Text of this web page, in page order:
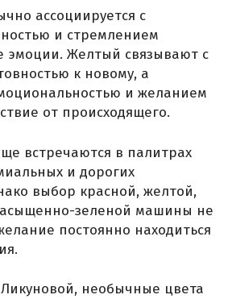
ассоциируется с
и стремлением
эмоции. Желтый связывают с
к новому, а
и желанием
от происходящего.
встречаются в палитрах
и дорогих
выбор красной, желтой,
зеленой машины не
постоянно находиться
необычные цвета